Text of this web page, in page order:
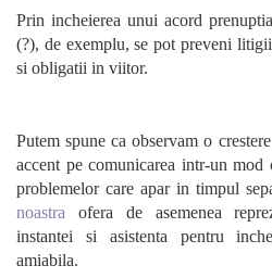
Prin incheierea unui acord
(?), de exemplu, se pot preveni
si obligatii in viitor.
Putem spune ca observam o
accent pe comunicarea intr-un mod
problemelor care apar in timpul
noastra ofera de asemenea
instantei si asistenta pentru
amiabila.